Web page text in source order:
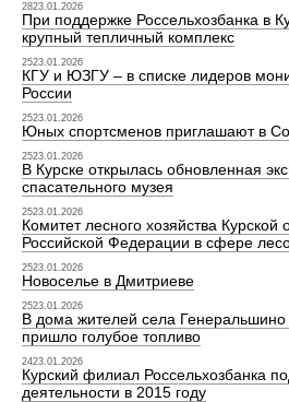
2823.01.2026
При поддержке Россельхозбанка в
крупный тепличный комплекс
2523.01.2026
КГУ и ЮЗГУ – в списке лидеров
России
2523.01.2026
Юных спортсменов приглашают в
2523.01.2026
В Курске открылась обновленная
спасательного музея
2523.01.2026
Комитет лесного хозяйства
Российской Федерации в сфере
2523.01.2026
Новоселье в Дмитриеве
2523.01.2026
В дома жителей села Генеральшино
пришло голубое топливо
2423.01.2026
Курский филиал Россельхозбанка
деятельности в 2015 году